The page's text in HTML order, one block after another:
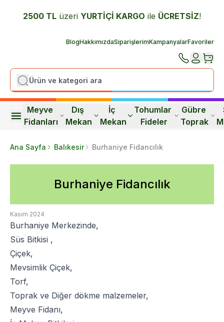
2500 TL üzeri YURTİÇİ KARGO ile ÜCRETSİZ!
BlogHakkımızdaSiparişlerimKampanyalarFavoriler
Meyve
Fidanları
Dış
Mekan
İç
Mekan
Tohumlar
Fideler
Gübre
Toprak
Ana Sayfa Balıkesir Burhaniye Fidancılık
Burhaniye Fidancılık
Kasım 2024
Burhaniye Merkezinde,
Süs Bitkisi ,
Çiçek,
Mevsimlik Çiçek,
Torf,
Toprak ve Diğer dökme malzemeler,
Meyve Fidanı,